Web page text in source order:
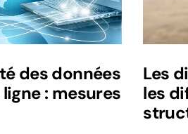
des données
: mesures
Les
les